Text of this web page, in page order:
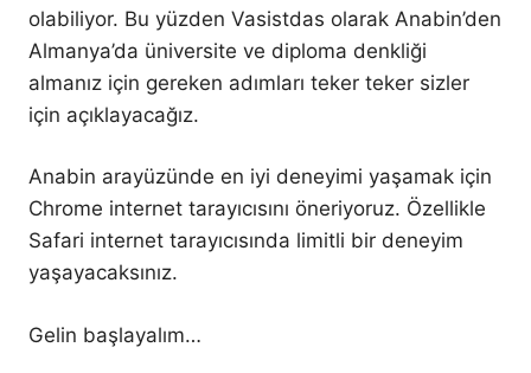
olabiliyor. Bu yüzden Vasistdas olarak Anabin’den
Almanya’da üniversite ve diploma denkliği
almanız için gereken adımları teker teker sizler
için açıklayacağız.
Anabin arayüzünde en iyi deneyimi yaşamak için
Chrome internet tarayıcısını öneriyoruz. Özellikle
Safari internet tarayıcısında limitli bir deneyim
yaşayacaksınız.
Gelin başlayalım…